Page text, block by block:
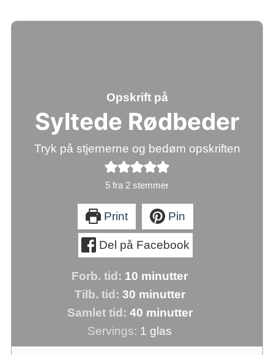
Opskrift på
Syltede Rødbeder
Tryk på stjernerne og bedøm opskriften
5 fra 2 stemmer
Print Pin
Del på Facebook
Forb. tid: 10 minutter
minutter
Tilb. tid: 30minutter
minutter
Samlet tid: 40minutter
minutter
Servings: 1 glas